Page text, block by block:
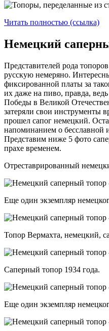
Читать полностью (ссылка)
Немецкий
Представителей рода
русскую немеряно.
фиксированной платы за
их даже на пиво, правда,
Победы в Великой
затеряли свои инструменты
прошел сапог немецкий.
напоминанием о бесславной
Представим ниже 5 фото
прахе временем.
Отреставрированный
Еще один экземпляр
Топор Вермахта, немецкий,
Саперный топор 1934 года.
Еще один экземпляр